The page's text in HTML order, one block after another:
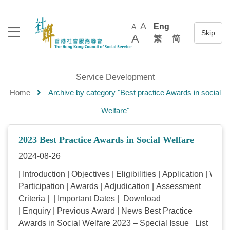
A A
A
Eng
繁
简
Service Development
Home
Archive by category "Best practice Awards in social
Welfare"
2023 Best Practice Awards in Social Welfare
2024-08-26
| Introduction | Objectives | Eligibilities | Application |
Participation | Awards | Adjudication | Assessment
Criteria | | Important Dates | Download
| Enquiry | Previous Award | News Best Practice
Awards in Social Welfare 2023 – Special Issue List